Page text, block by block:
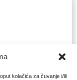
kolačića za čuvanje i/ili